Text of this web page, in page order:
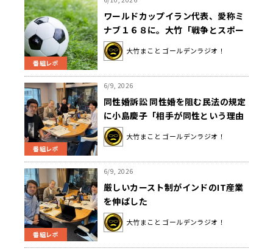
番組レポ
ワールドカップイラン代表、愛称ミ
ナブ１６８に。大竹「戦争とスポー
ツの世界と全部切り離していけるの
か本当に難しい」
大竹まこと ゴールデンラジオ！
番組レポ
6/9, 2026
同性婚訴訟 同性婚を阻む民法の規定
に小島慶子「相手が同性という理由
だけで、同じ人間として扱われない
のはどう考えてもおかしい」
大竹まこと ゴールデンラジオ！
番組レポ
6/9, 2026
厳しいカースト制がインドのIT産業
を伸ばした
大竹まこと ゴールデンラジオ！